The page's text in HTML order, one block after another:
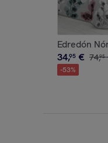
Edredón
34,95 € 74,95
-53%